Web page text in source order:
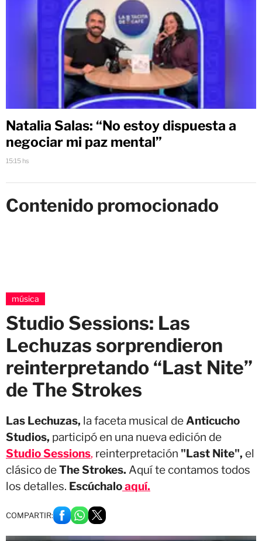
Natalia Salas: “No estoy dispuesta a
negociar mi paz mental”
15:15 hs
Contenido promocionado
música
Studio Sessions: Las
Lechuzas sorprendieron
reinterpretando “Last Nite”
de The Strokes
Las Lechuzas, la faceta musical deAnticucho
Studios, participó en una nueva edición de
Studio Sessions, reinterpretación "Last Nite", el
clásico deThe Strokes. Aquí te contamos todos
los detalles. Escúchaloaquí.
COMPARTIR: